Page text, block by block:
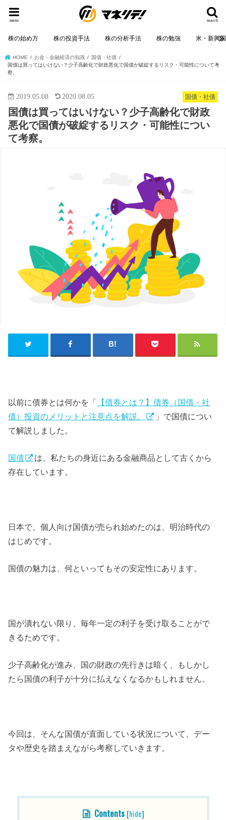
search
menu
株の始め方 株の投資手法 株の分析手法 株の勉強 米・新興
HOME お金・金融経済の知識
国債・社債
国債は買ってはいけない？少子高齢化で財政悪化で国債が破綻するリスク・可能性について考
察。
国債・社債
2019.05.08 2020.08.05
国債は買ってはいけない？少子高齢化で財政
悪化で国債が破綻するリスク・可能性につい
て考察。
以前に債券とは何かを「 【債券とは？】債券（国債・社
債）投資のメリットと注意点を解説。
」で国債につい
て解説しました。
国債
は、私たちの身近にある金融商品として古くから
存在しています。
日本で、個人向け国債が売られ始めたのは、明治時代の
はじめです。
国債の魅力は、何といってもその安定性にあります。
国が潰れない限り、毎年一定の利子を受け取ることがで
きるためです。
少子高齢化が進み、国の財政の先行きは暗く、もしかし
たら国債の利子が十分に払えなくなるかもしれません。
今回は、そんな国債が直面している状況について、デー
タや歴史を踏まえながら考察していきます。
Contents [hide]